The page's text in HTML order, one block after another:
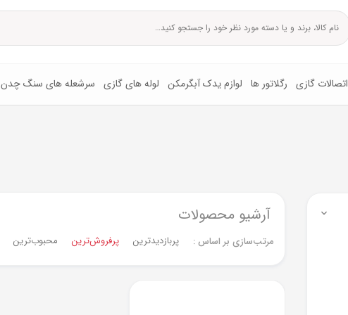
اتصالات گازی رگلاتور ها لوازم یدک آبگرمکن لوله های گازی سرشعله های سنگ چدن
آرشیو محصولات
مرتب‌سازی بر اساس : پربازدیدترین پرفروش‌ترین‌ محبوب‌ترین